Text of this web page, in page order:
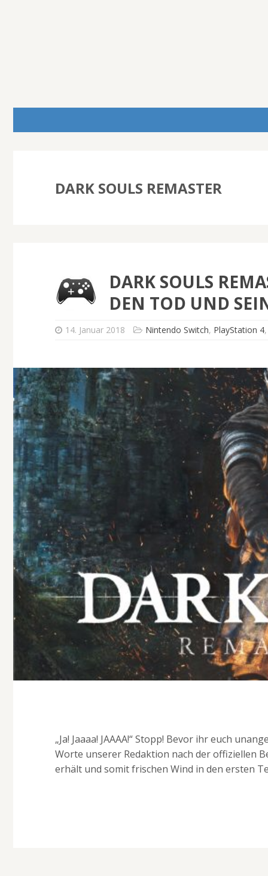
DARK SOULS REMASTER
DARK SOULS
DEN TOD UND
14. Januar 2018 Nintendo Switch, PlayStation 4
„Ja! Jaaaa! JAAAA!“ Stopp! Bevor ihr euch
Worte unserer Redaktion nach der offiziellen
erhält und somit frischen Wind in den ersten